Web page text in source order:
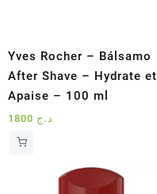
Yves Rocher – Bálsamo
After Shave – Hydrate et
Apaise – 100 ml
د.ج